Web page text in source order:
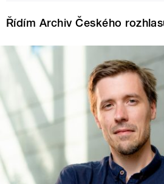
Řídím Archiv Českého